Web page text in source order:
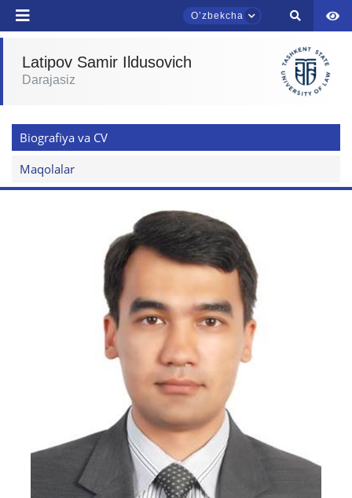
Oʼzbekcha
Latipov Samir Ildusovich
Darajasiz
Biografiya va CV
Maqolalar
TDYU qabul murojaatlari chati
Assalomu alaykum! TDYU qabul murojaatlari
chatiga xush kelibsiz.
Mavzuni tanlang — keyin shu mavzudagi aniq
savollar chiqadi:
1. Hujjatlar (bakalavr) (5) 2. Hujjatlar (magistr) (4)
3. Suhbat (bakalavr) (8) 4. Suhbat (magistr) (5)
5. To'lov-kontrakt (2)
8. Bakalavriat kvotasi (3)
9. Magistratura kvotasi (4) ✉️ Adminga yozish